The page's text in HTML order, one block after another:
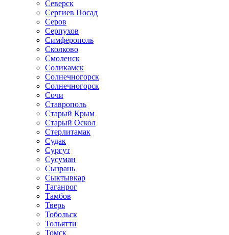
Северск
Сергиев Посад
Серов
Серпухов
Симферополь
Сколково
Смоленск
Соликамск
Солнечногорск
Солнечногорск
Сочи
Ставрополь
Старый Крым
Старый Оскол
Стерлитамак
Судак
Сургут
Сусуман
Сызрань
Сыктывкар
Таганрог
Тамбов
Тверь
Тобольск
Тольятти
Томск